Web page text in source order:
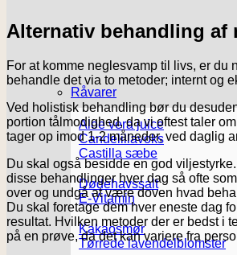
Råvarer
Aloe vera juice
Candelillavoks
Castilla sæbe
Dødehavssalt
E-Vitamin
Kakaosmør
Tørrede lavendelblomster
Alternativ behandling af
For at komme neglesvamp til livs, er du
behandle det via to metoder; internt og
Ved holistisk behandling bør du
portion tålmodighed, da vi oftest taler
tager op imod 1-2 måneder, ved daglig
Du skal også besidde en god
disse behandlinger hver dag så ofte
over og undgå at være doven hvad
Du skal foretage dem hver eneste dag
resultat. Hvilken metoder der er bedst i
på en prøve, da det kan variere fra